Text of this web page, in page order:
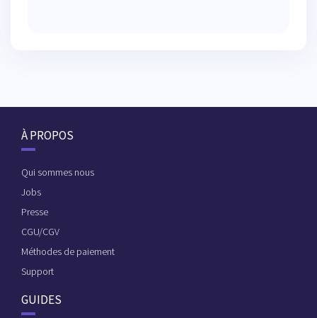
À PROPOS
Qui sommes nous
Jobs
Presse
CGU/CGV
Méthodes de paiement
Support
GUIDES